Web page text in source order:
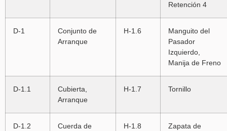
Retención 4
D-1
Conjunto de
Arranque
H-1.6
Manguito del
Pasador
Izquierdo,
Manija de Freno
D-1.1
Cubierta,
Arranque
H-1.7 Tornillo
D-1.2
Cuerda de
H-1.8
Zapata de